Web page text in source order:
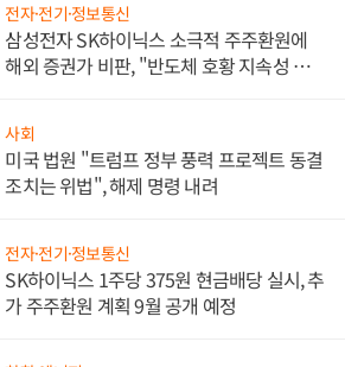
전자·전기·정보통신
삼성전자 SK하이닉스 소극적 주주환원에
해외 증권가 비판, "반도체 호황 지속성 의
사회
미국 법원 "트럼프 정부 풍력 프로젝트 동결
조치는 위법", 해제 명령 내려
전자·전기·정보통신
SK하이닉스 1주당 375원 현금배당 실시, 추
가 주주환원 계획 9월 공개 예정